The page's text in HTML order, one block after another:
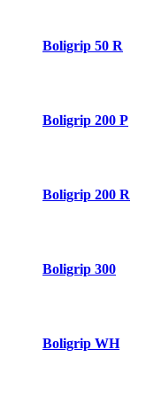
Boligrip 50 R
Boligrip 200 P
Boligrip 200 R
Boligrip 300
Boligrip WH